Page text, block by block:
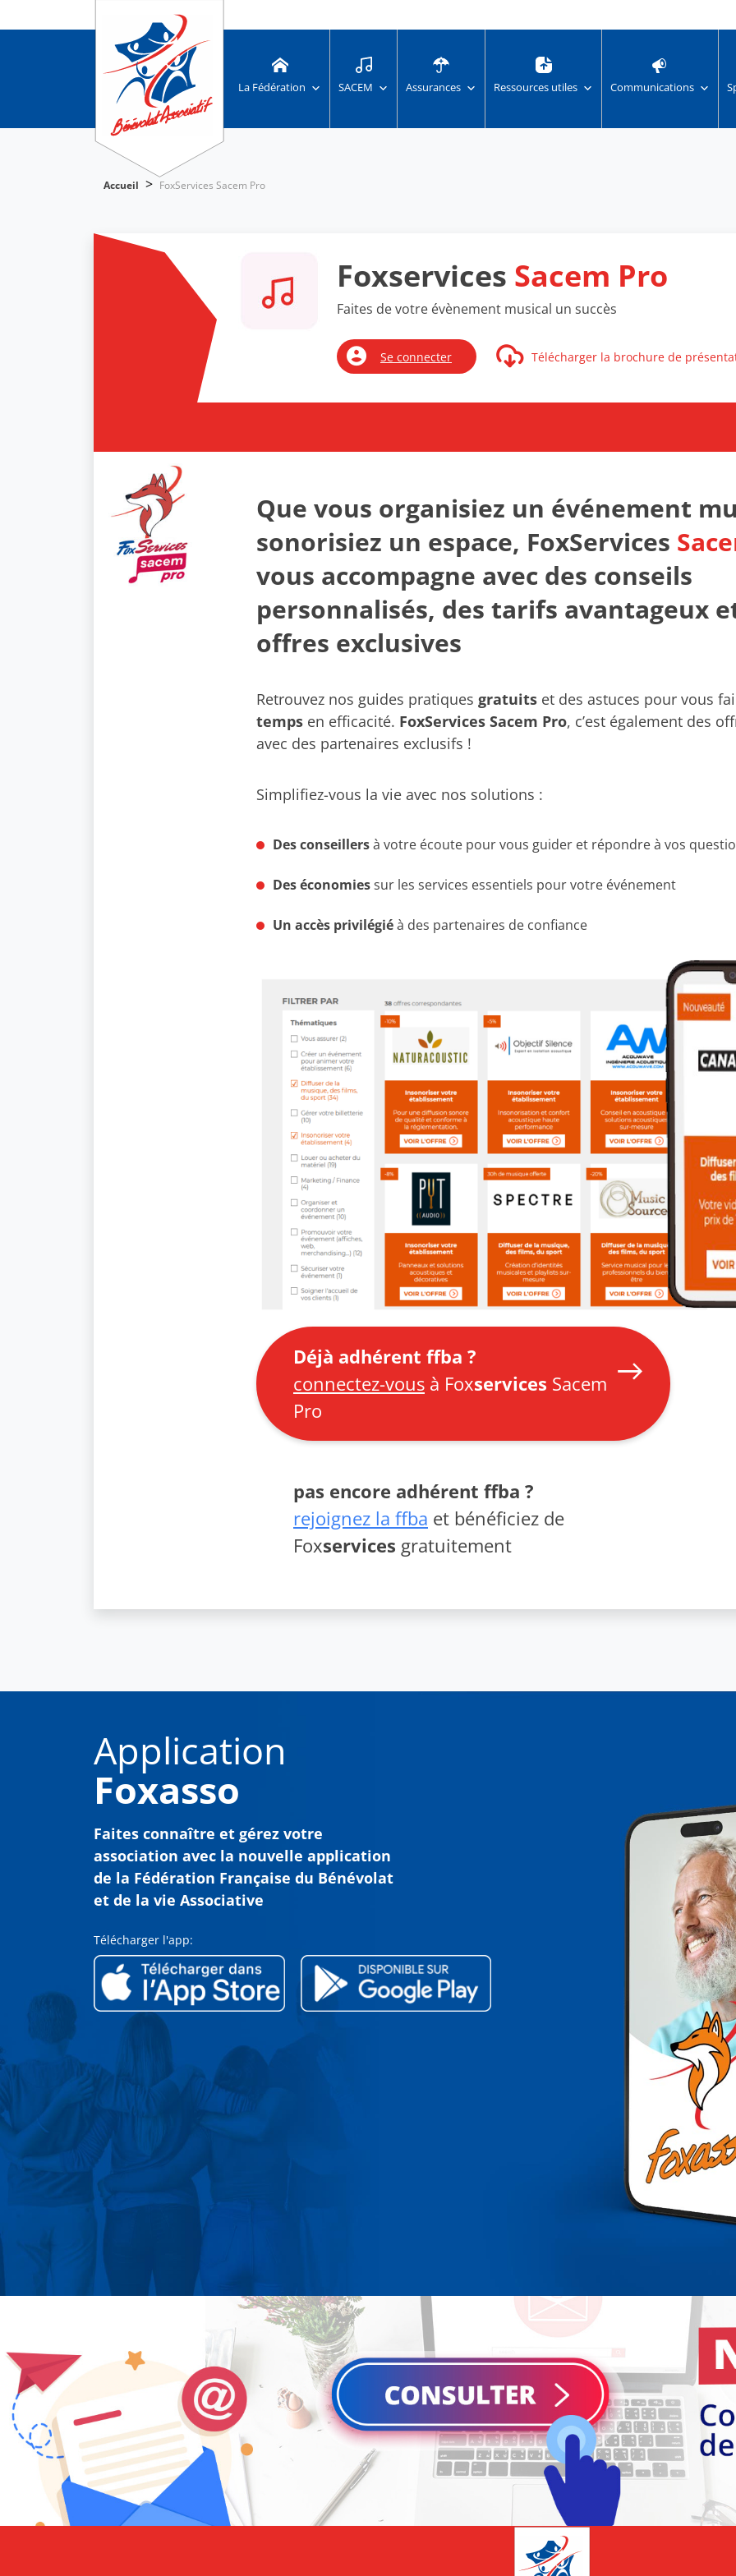
La Fédération SACEM Assurances Ressources utiles Communications
Accueil > FoxServices Sacem Pro
Foxservices Sacem Pro
Faites de votre évènement musical un succès
Se connecter Télécharger la brochure de
Que vous organisiez un événement
sonorisiez un espace, FoxServices
vous accompagne avec des conseils
personnalisés, des tarifs avantageux
offres exclusives
Retrouvez nos guides pratiques gratuits et des astuces pour vous
temps en efficacité. FoxServices Sacem Pro, c’est également des
avec des partenaires exclusifs !
Simplifiez-vous la vie avec nos solutions :
Des conseillersà votre écoute pour vous guider et répondre à vos
Des économiessur les services essentiels pour votre événement
Un accès privilégiéà des partenaires de confiance
Déjà adhérent ffba ?
connectez-vous à Foxservices Sacem
Pro
pas encore adhérent ffba ?
rejoignez la ffba et bénéficiez de
Foxservices gratuitement
Application
Foxasso
Faites connaître et gérez votre
association avec la nouvelle application
de la Fédération Française du Bénévolat
et de la vie Associative
Télécharger l'app: